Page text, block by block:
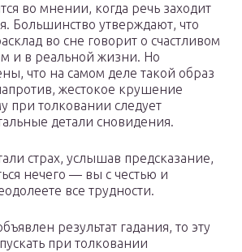
во мнении, когда речь заходит
Большинство утверждают, что
во сне говорит о счастливом
и в реальной жизни. Но
что на самом деле такой образ
жестокое крушение
при толковании следует
детали сновидения.
страх, услышав предсказание,
нечего — вы с честью и
все трудности.
результат гадания, то эту
при толковании